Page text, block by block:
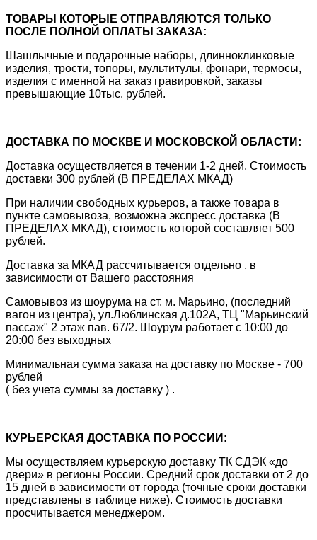
ТОВАРЫ КОТОРЫЕ ОТПРАВЛЯЮТСЯ ТОЛЬКО
ПОСЛЕ ПОЛНОЙ ОПЛАТЫ ЗАКАЗА:
Шашлычные и подарочные наборы, длинноклинковые
изделия, трости, топоры, мультитулы, фонари, термосы,
изделия с именной на заказ гравировкой, заказы
превышающие 10тыс. рублей.
ДОСТАВКА ПО МОСКВЕ И МОСКОВСКОЙ ОБЛАСТИ:
Доставка осуществляется в течении 1-2 дней. Стоимость
доставки 300 рублей (В ПРЕДЕЛАХ МКАД)
При наличии свободных курьеров, а также товара в
пункте самовывоза, возможна экспресс доставка (В
ПРЕДЕЛАХ МКАД), стоимость которой составляет 500
рублей.
Доставка за МКАД рассчитывается отдельно , в
зависимости от Вашего расстояния
Самовывоз из шоурума на ст. м. Марьино, (последний
вагон из центра), ул.Люблинская д.102А, ТЦ "Марьинский
пассаж" 2 этаж пав. 67/2. Шоурум работает с 10:00 до
20:00 без выходных
Минимальная сумма заказа на доставку по Москве - 700
рублей
( без учета суммы за доставку ) .
КУРЬЕРСКАЯ ДОСТАВКА ПО РОССИИ:
Мы осуществляем курьерскую доставку ТК СДЭК «до
двери» в регионы России. Средний срок доставки от 2 до
15 дней в зависимости от города (точные сроки доставки
представлены в таблице ниже). Стоимость доставки
просчитывается менеджером.